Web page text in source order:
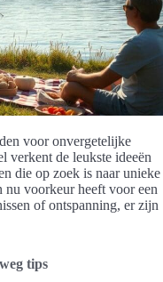
voor onvergetelijke
verkent de leukste ideeën
die op zoek is naar unieke
nu voorkeur heeft voor een
of ontspanning, er zijn
tips